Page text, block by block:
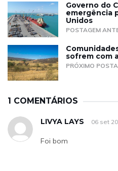
Governo do
emergência
Unidos
POSTAGEM
sofrem com
PRÓXIMO
1 COMENTÁRIOS
LIVYA LAYS 06 set
Foi bom